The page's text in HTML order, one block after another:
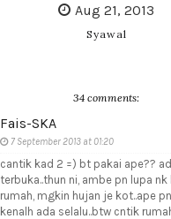
Aug 21, 2013
Syawal
34 comments:
Fais-SKA
7 September 2013 at 01:20
cantik kad 2 =) bt pakai ape??
terbuka..thun ni, ambe pn lupa
rumah, mgkin hujan je kot..ape
kenalh ada selalu..btw cntik